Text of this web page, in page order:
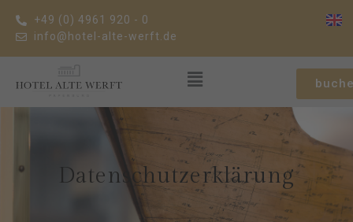
+49 (0) 4961 920 - 0
info@hotel-alte-werft.de
Datenschutzerklärung